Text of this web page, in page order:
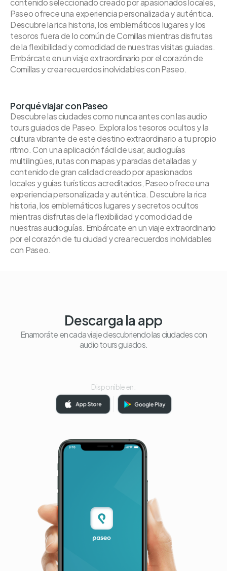
contenido seleccionado creado por apasionados locales,
Paseo ofrece una experiencia personalizada y auténtica.
Descubre la rica historia, los emblemáticos lugares y los
tesoros fuera de lo común de Comillas mientras disfrutas
de la flexibilidad y comodidad de nuestras visitas guiadas.
Embárcate en un viaje extraordinario por el corazón de
Comillas y crea recuerdos inolvidables con Paseo.
Porqué viajar con Paseo
Descubre las ciudades como nunca antes con las audio
tours guiados de Paseo. Explora los tesoros ocultos y la
cultura vibrante de este destino extraordinario a tu propio
ritmo. Con una aplicación fácil de usar, audioguías
multilingües, rutas con mapas y paradas detalladas y
contenido de gran calidad creado por apasionados
locales y guías turísticos acreditados, Paseo ofrece una
experiencia personalizada y auténtica. Descubre la rica
historia, los emblemáticos lugares y secretos ocultos
mientras disfrutas de la flexibilidad y comodidad de
nuestras audioguías. Embárcate en un viaje extraordinario
por el corazón de tu ciudad y crea recuerdos inolvidables
con Paseo.
Descarga la app
Enamoráte en cada viaje descubriendo las ciudades con
audio tours guiados.
Disponible en: